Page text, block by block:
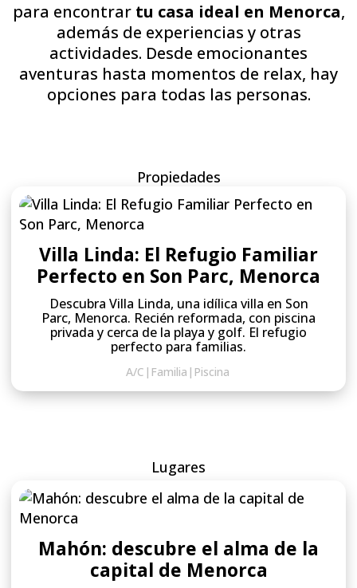
para encontrar tu casa ideal en Menorca,
además de experiencias y otras
actividades. Desde emocionantes
aventuras hasta momentos de relax, hay
opciones para todas las personas.
Propiedades
Villa Linda: El Refugio Familiar
Perfecto en Son Parc, Menorca
Descubra Villa Linda, una idílica villa en Son
Parc, Menorca. Recién reformada, con piscina
privada y cerca de la playa y golf. El refugio
perfecto para familias.
A/C | Familia | Piscina
Lugares
Mahón: descubre el alma de la
capital de Menorca